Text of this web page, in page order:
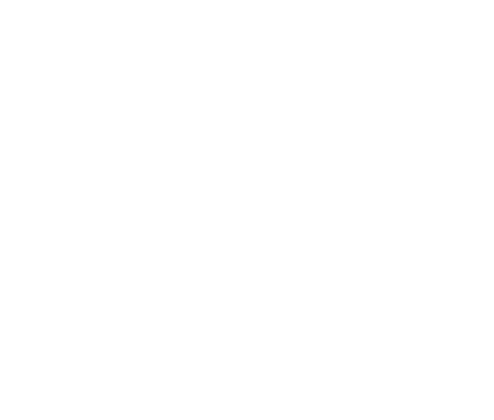
años, se perdió en un parque de diversiones.